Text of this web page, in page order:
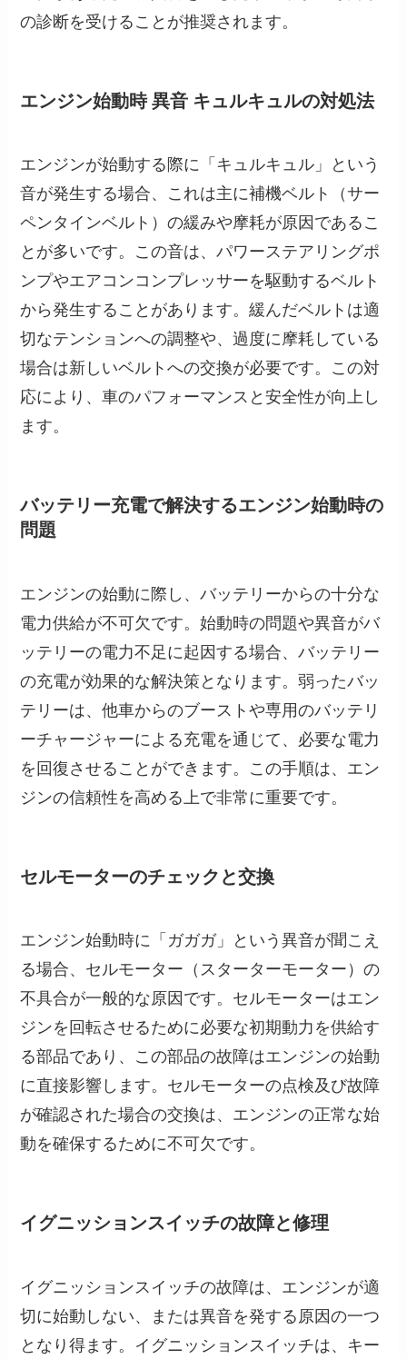
の診断を受けることが推奨されます。
エンジン始動時 異音 キュルキュルの対処法
エンジンが始動する際に「キュルキュル」という
音が発生する場合、これは主に補機ベルト（サー
ペンタインベルト）の緩みや摩耗が原因であるこ
とが多いです。この音は、パワーステアリングポ
ンプやエアコンコンプレッサーを駆動するベルト
から発生することがあります。緩んだベルトは適
切なテンションへの調整や、過度に摩耗している
場合は新しいベルトへの交換が必要です。この対
応により、車のパフォーマンスと安全性が向上し
ます。
バッテリー充電で解決するエンジン始動時の
問題
エンジンの始動に際し、バッテリーからの十分な
電力供給が不可欠です。始動時の問題や異音がバ
ッテリーの電力不足に起因する場合、バッテリー
の充電が効果的な解決策となります。弱ったバッ
テリーは、他車からのブーストや専用のバッテリ
ーチャージャーによる充電を通じて、必要な電力
を回復させることができます。この手順は、エン
ジンの信頼性を高める上で非常に重要です。
セルモーターのチェックと交換
エンジン始動時に「ガガガ」という異音が聞こえ
る場合、セルモーター（スターターモーター）の
不具合が一般的な原因です。セルモーターはエン
ジンを回転させるために必要な初期動力を供給す
る部品であり、この部品の故障はエンジンの始動
に直接影響します。セルモーターの点検及び故障
が確認された場合の交換は、エンジンの正常な始
動を確保するために不可欠です。
イグニッションスイッチの故障と修理
イグニッションスイッチの故障は、エンジンが適
切に始動しない、または異音を発する原因の一つ
となり得ます。イグニッションスイッチは、キー